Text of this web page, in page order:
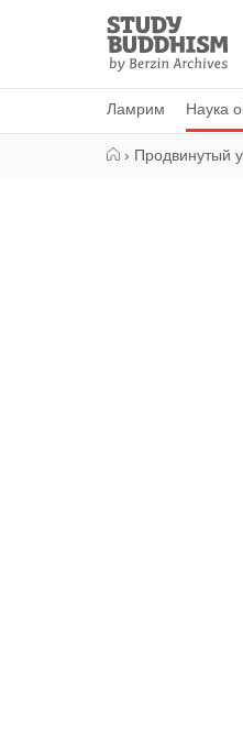
Study
Buddhism
Home
Ламрим Наука
› Продвинутый